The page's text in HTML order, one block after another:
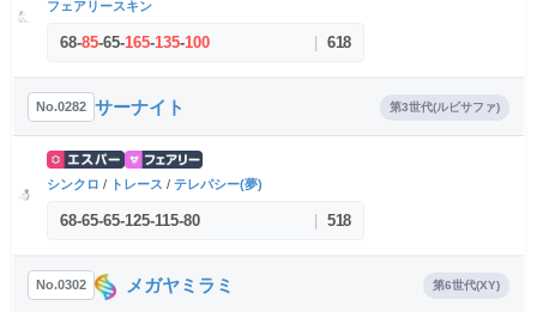
フェアリースキン
68-85-65-165-135-100 618
No.0282 サーナイト 第3世代(ルビサファ)
シンクロ / トレース / テレパシー(夢)
68-65-65-125-115-80 518
No.0302 メガヤミラミ 第6世代(XY)